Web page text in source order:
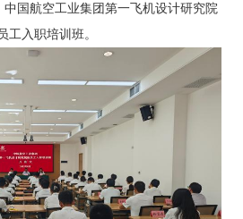
中国航空工业集团第一飞机设计研究院
工入职培训班 。